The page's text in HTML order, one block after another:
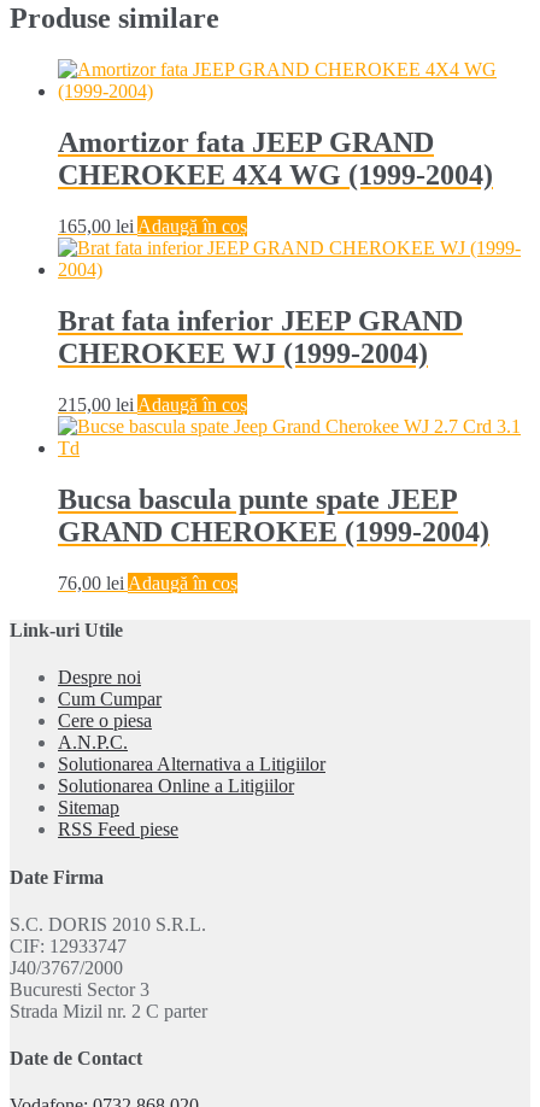
Produse similare
Amortizor fata JEEP GRAND
CHEROKEE 4X4 WG (1999-2004)
165,00 lei Adaugă în coș
Brat fata inferior JEEP GRAND
CHEROKEE WJ (1999-2004)
215,00 lei Adaugă în coș
Bucsa bascula punte spate JEEP
GRAND CHEROKEE (1999-2004)
76,00 lei Adaugă în coș
Link-uri Utile
Despre noi
Cum Cumpar
Cere o piesa
A.N.P.C.
Solutionarea Alternativa a Litigiilor
Solutionarea Online a Litigiilor
Sitemap
RSS Feed piese
Date Firma
S.C. DORIS 2010 S.R.L.
CIF: 12933747
J40/3767/2000
Bucuresti Sector 3
Strada Mizil nr. 2 C parter
Date de Contact